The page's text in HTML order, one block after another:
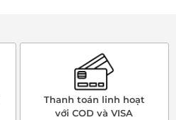
Thanh toán linh hoạt
với COD và VISA